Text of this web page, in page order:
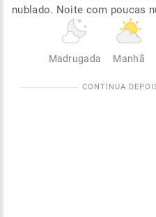
nublado. Noite com poucas
Madrugada Manhã